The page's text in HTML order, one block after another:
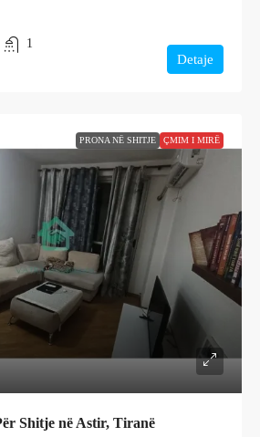
1
Detaje
PRONA NË SHITJE ÇMIM I MIRË
Shitje në Astir, Tiranë